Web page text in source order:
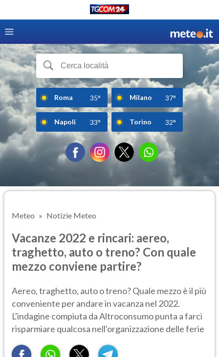
Roma 35° Milano 37°
Napoli 33° Torino 32°
Meteo Notizie Meteo
Vacanze 2022 e rincari: aereo,
traghetto, auto o treno? Con quale
mezzo conviene partire?
Aereo, traghetto, auto o treno? Quale mezzo è il più
conveniente per andare in vacanza nel 2022.
L'indagine compiuta da Altroconsumo punta a farci
risparmiare qualcosa nell'organizzazione delle ferie